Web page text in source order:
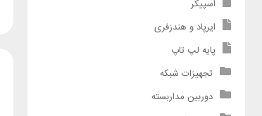
اسپیکر
ایرپاد و هندزفری
پایه لپ تاپ
تجهیزات شبکه
دوربین مداربسته